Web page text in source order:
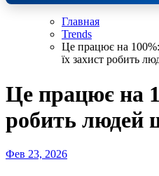
Главная
Trends
Це працює на
їх захист робить
Це працює на
робить людей
Фев 23, 2026